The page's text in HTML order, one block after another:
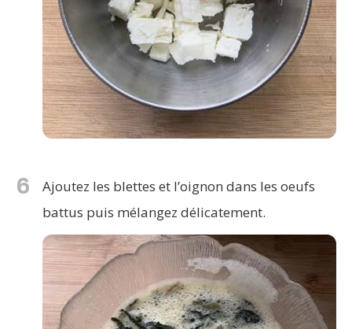
6
Ajoutez les blettes et l’oignon dans les oeufs
battus puis mélangez délicatement.